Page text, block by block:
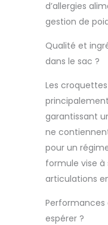
d’allergies
gestion de
Qualité et
dans le sac ?
Les
garantissant
ne
pour un
formule vise à
articulations
espérer ?